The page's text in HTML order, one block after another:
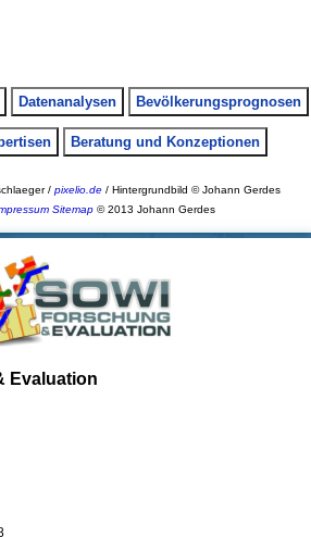
Datenanalysen Bevölkerungsprognosen
Beratung und Konzeptionen
/ pixelio.de / Hintergrundbild © Johann Gerdes
Sitemap © 2013 Johann Gerdes
Evaluation